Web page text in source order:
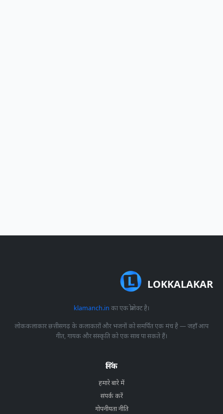
LOKKALAKAR
klamanch.in का एक प्रोजेक्ट है।
लोककलाकार छत्तीसगढ़ के कलाकारों और भजनों को समर्पित एक मंच है — जहाँ आप
गीत, गायक और संस्कृति को एक साथ पा सकते हैं।
लिंक
हमारे बारे में
संपर्क करें
गोपनीयता नीति